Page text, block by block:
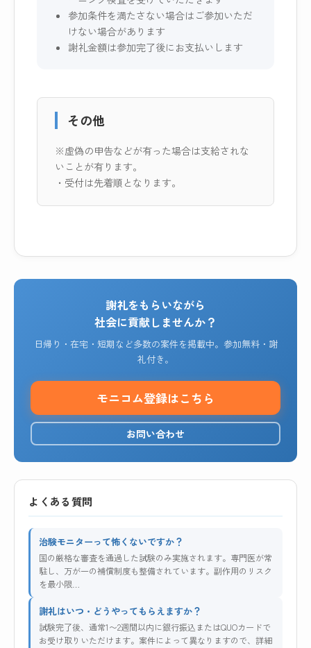
参加条件を満たさない場合はご参加いただ
けない場合があります
謝礼金額は参加完了後にお支払いします
その他
※虚偽の申告などが有った場合は支給されな
いことが有ります。
・受付は先着順となります。
謝礼をもらいながら
社会に貢献しませんか？
日帰り・在宅・短期など多数の案件を掲載中。参加無料・謝
礼付き。
モニコム登録はこちら
お問い合わせ
よくある質問
治験モニターって怖くないですか？
国の厳格な審査を通過した試験のみ実施されます。専門医が常
駐し、万が一の補償制度も整備されています。副作用のリスク
を最小限…
謝礼はいつ・どうやってもらえますか？
試験完了後、通常1〜2週間以内に銀行振込またはQUOカードで
お受け取りいただけます。案件によって異なりますので、詳細